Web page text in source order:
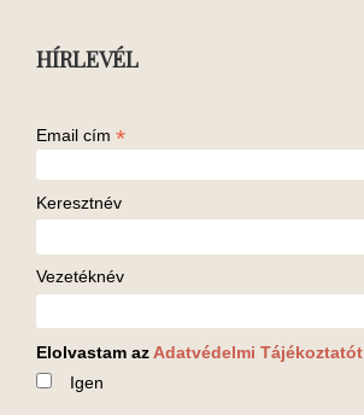
HÍRLEVÉL
Email cím *
Keresztnév
Vezetéknév
Elolvastam az Adatvédelmi Tájékoztatót
Igen